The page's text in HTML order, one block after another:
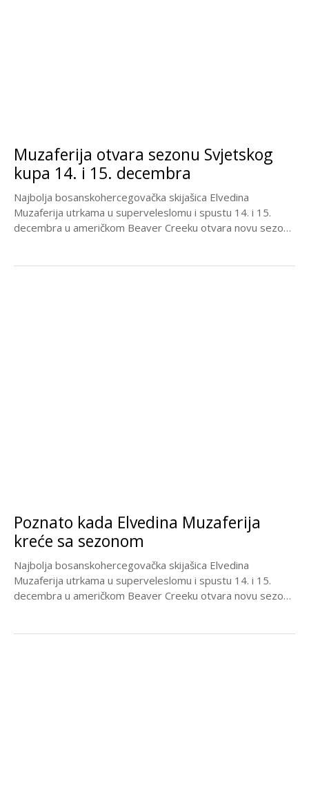
Muzaferija otvara sezonu Svjetskog
kupa 14. i 15. decembra
Najbolja bosanskohercegovačka skijašica Elvedina
Muzaferija utrkama u superveleslomu i spustu 14. i 15.
decembra u američkom Beaver Creeku otvara novu sezonu
Poznato kada Elvedina Muzaferija
kreće sa sezonom
Najbolja bosanskohercegovačka skijašica Elvedina
Muzaferija utrkama u superveleslomu i spustu 14. i 15.
decembra u američkom Beaver Creeku otvara novu sezonu